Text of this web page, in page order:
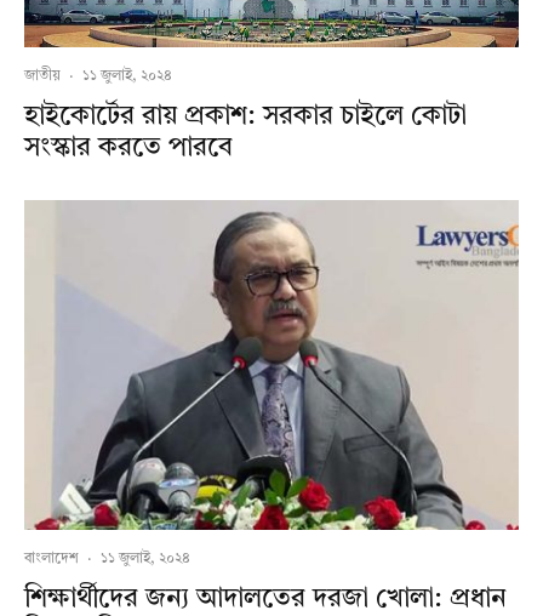
জাতীয় · ১১ জুলাই, ২০২৪
হাইকোর্টের রায় প্রকাশ: সরকার চাইলে কোটা
সংস্কার করতে পারবে
বাংলাদেশ · ১১ জুলাই, ২০২৪
শিক্ষার্থীদের জন্য আদালতের দরজা খোলা: প্রধান